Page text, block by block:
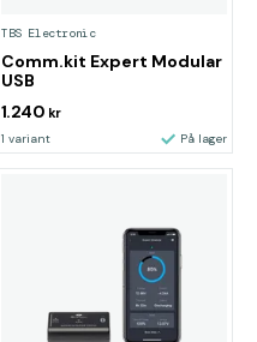
TBS Electronic
Comm.kit Expert Modular
USB
1.240 kr
1 variant På lager